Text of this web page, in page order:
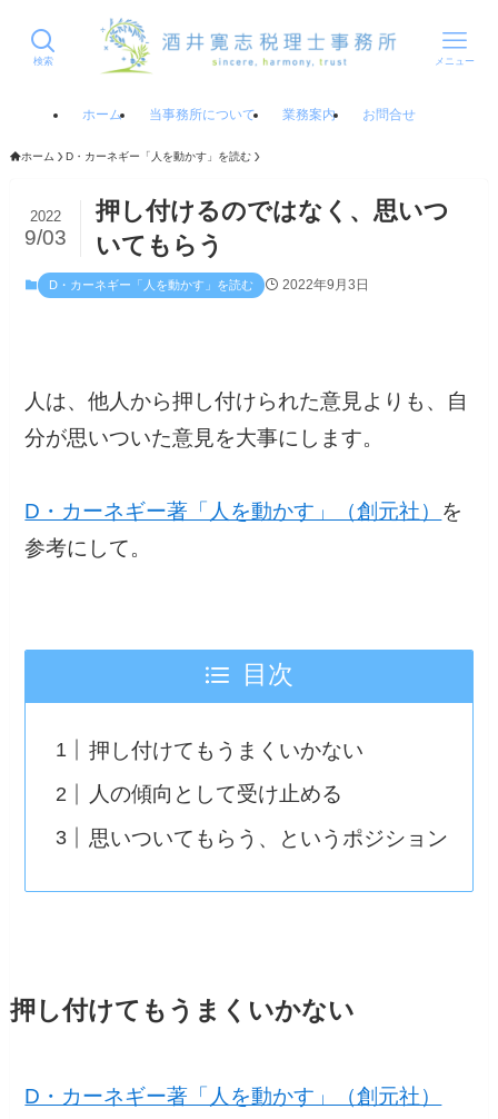
検索 メニュー
ホーム 当事務所について 業務案内 お問合せ
ホーム D・カーネギー「人を動かす」を読む
押し付けるのではなく、思いつ
いてもらう
2022
9/03
D・カーネギー「人を動かす」を読む 2022年9月3日
人は、他人から押し付けられた意見よりも、自
分が思いついた意見を大事にします。
D・カーネギー著「人を動かす」（創元社） を
参考にして。
目次
押し付けてもうまくいかない
人の傾向として受け止める
思いついてもらう、というポジション
押し付けてもうまくいかない
D・カーネギー著「人を動かす」（創元社）